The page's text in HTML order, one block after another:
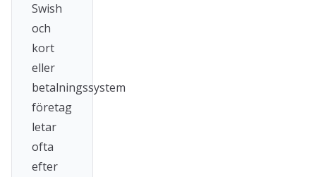
Swish
och
kort
eller
betalningssystem
företag
letar
ofta
efter